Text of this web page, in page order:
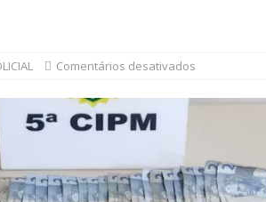
Comentários desativados